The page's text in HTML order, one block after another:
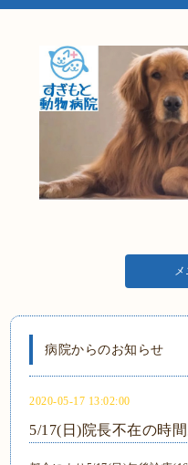
病院からのお知らせ
2020-05-17 13:02:00
5/17(日)院長不在の時